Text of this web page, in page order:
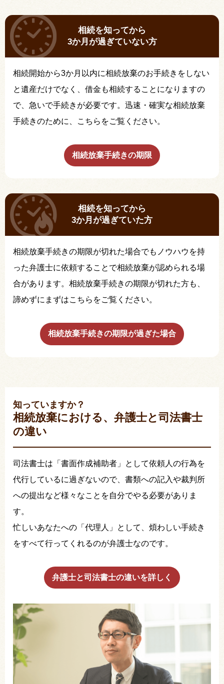
相続を知ってから
3か月が過ぎていない方
相続開始から3か月以内に相続放棄のお手続きをしない
と遺産だけでなく、借金も相続することになりますの
で、急いで手続きが必要です。迅速・確実な相続放棄
手続きのために、こちらをご覧ください。
相続放棄手続きの期限
相続を知ってから
3か月が過ぎていた方
相続放棄手続きの期限が切れた場合でもノウハウを持
った弁護士に依頼することで相続放棄が認められる場
合があります。相続放棄手続きの期限が切れた方も、
諦めずにまずはこちらをご覧ください。
相続放棄手続きの期限が過ぎた場合
知っていますか？
相続放棄における、弁護士と司法書士
の違い
司法書士は「書面作成補助者」として依頼人の行為を
代行しているに過ぎないので、書類への記入や裁判所
への提出など様々なことを自分でやる必要がありま
す。
忙しいあなたへの「代理人」として、煩わしい手続き
をすべて行ってくれるのが弁護士なのです。
弁護士と司法書士の違いを詳しく